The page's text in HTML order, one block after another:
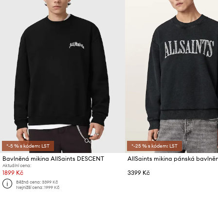
*-5 % s kódem: LST
Bavlněná mikina AllSaints DESCENT
Aktuální cena:
1899 Kč
Běžná cena:3399 Kč
Nejnižší cena:1999 Kč
*-25 % s kódem: LST
AllSaints mikina pánská
3399 Kč